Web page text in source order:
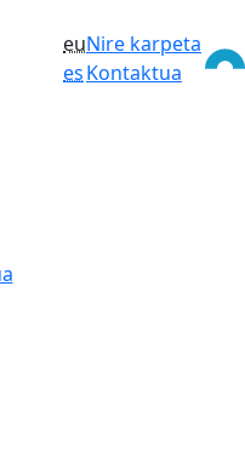
eu
es
Nire karpeta
Kontaktua